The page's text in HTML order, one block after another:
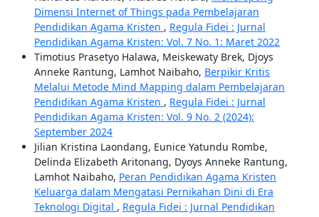
Dimensi Internet of Things pada Pembelajaran
Pendidikan Agama Kristen , Regula Fidei : Jurnal
Pendidikan Agama Kristen: Vol. 7 No. 1: Maret 2022
Timotius Prasetyo Halawa, Meiskewaty Brek, Djoys
Anneke Rantung, Lamhot Naibaho, Berpikir Kritis
Melalui Metode Mind Mapping dalam Pembelajaran
Pendidikan Agama Kristen , Regula Fidei : Jurnal
Pendidikan Agama Kristen: Vol. 9 No. 2 (2024):
September 2024
Jilian Kristina Laondang, Eunice Yatundu Rombe,
Delinda Elizabeth Aritonang, Dyoys Anneke Rantung,
Lamhot Naibaho, Peran Pendidikan Agama Kristen
Keluarga dalam Mengatasi Pernikahan Dini di Era
Teknologi Digital , Regula Fidei : Jurnal Pendidikan